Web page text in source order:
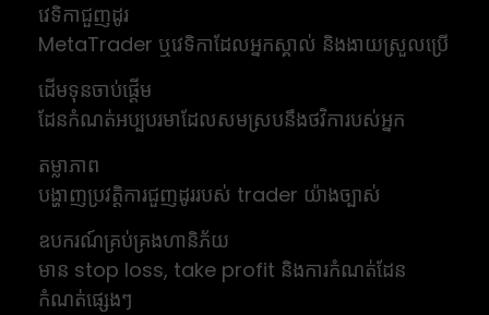
វេទិកាជួញដូរ
MetaTrader ឬវេទិកាដែលអ្នកស្គាល់ និងងាយស្រួលប្រើ
ដើមទុនចាប់ផ្តើម
ដែនកំណត់អប្បបរមាដែលសមស្របនឹងថវិការបស់អ្នក
តម្លាភាព
បង្ហាញប្រវត្តិការជួញដូររបស់ trader យ៉ាងច្បាស់
ឧបករណ៍គ្រប់គ្រងហានិភ័យ
មាន stop loss, take profit និងការកំណត់ដែន
កំណត់ផ្សេងៗ